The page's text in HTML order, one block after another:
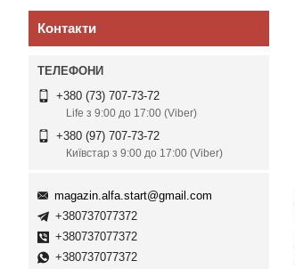
Контакти
+380 (73) 707-73-72
Life з 9:00 до 17:00 (Viber)
+380 (97) 707-73-72
Київстар з 9:00 до 17:00 (Viber)
magazin.alfa.start@gmail.com
+380737077372
+380737077372
+380737077372